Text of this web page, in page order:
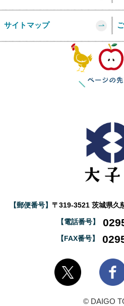
サイトマップ
【郵便番号】 〒319-3521 茨城県久
【電話番号】
【FAX番号】
大子町Twitter
© DAIGO